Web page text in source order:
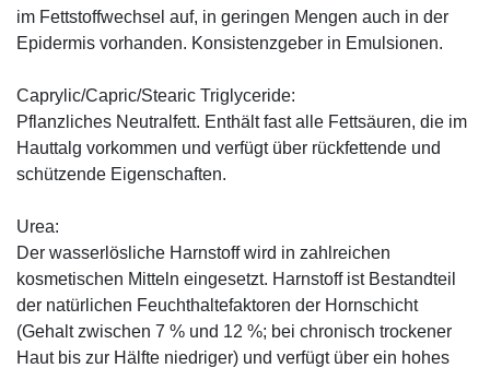
im Fettstoffwechsel auf, in geringen Mengen auch in der
Epidermis vorhanden. Konsistenzgeber in Emulsionen.
Caprylic/Capric/Stearic Triglyceride:
Pflanzliches Neutralfett. Enthält fast alle Fettsäuren, die im
Hauttalg vorkommen und verfügt über rückfettende und
schützende Eigenschaften.
Urea:
Der wasserlösliche Harnstoff wird in zahlreichen
kosmetischen Mitteln eingesetzt. Harnstoff ist Bestandteil
der natürlichen Feuchthaltefaktoren der Hornschicht
(Gehalt zwischen 7 % und 12 %; bei chronisch trockener
Haut bis zur Hälfte niedriger) und verfügt über ein hohes